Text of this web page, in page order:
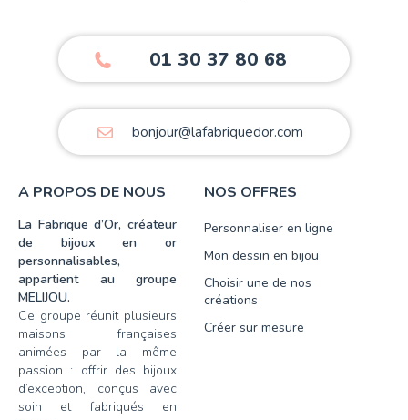
01 30 37 80 68
bonjour@lafabriquedor.com
A PROPOS DE NOUS
La Fabrique d’Or, créateur
de bijoux en or
personnalisables,
appartient au groupe
MELIJOU.
Ce groupe réunit plusieurs
maisons françaises
animées par la même
passion : offrir des bijoux
d’exception, conçus avec
soin et fabriqués en
NOS OFFRES
Personnaliser en ligne
Mon dessin en bijou
Choisir une de nos
créations
Créer sur mesure